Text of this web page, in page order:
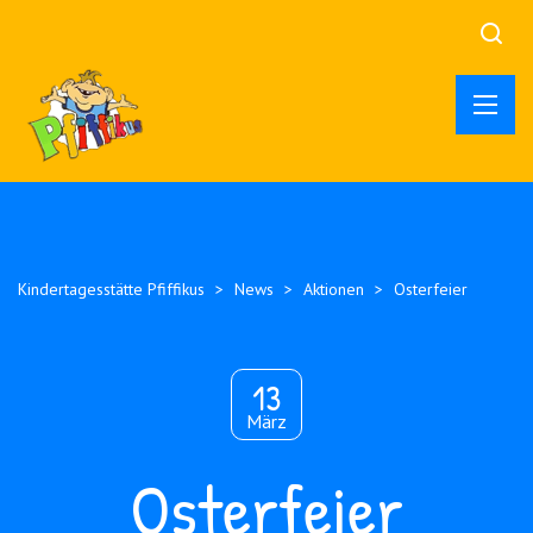
Kindertagesstätte Pfiffikus > News > Aktionen > Osterfeier
13
März
Osterfeier